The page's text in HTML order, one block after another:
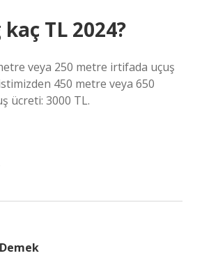
TL 2024?
veya 250 metre irtifada uçuş
450 metre veya 650
ücreti: 3000 TL.